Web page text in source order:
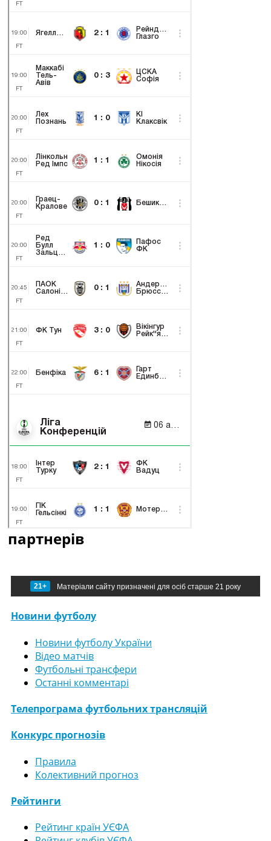
партнерів
21+ Матеріали сайту призначені для осіб старше 21 року
Новини футболу
Новини футболу України
Відео матчів
Футбольні трансфери
Останні комментарі
Телепрограма футбольних трансляцій
Конкурс прогнозів
Правила
Колективний прогноз
Рейтинги
Рейтинг країн УЄФА